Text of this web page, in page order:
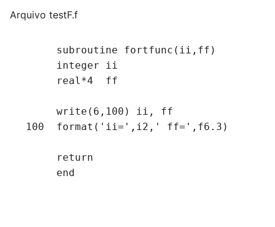
Arquivo testF.f
      subroutine fortfunc(ii,ff)
      integer ii
      real*4  ff
      write(6,100) ii, ff
100  format('ii=',i2,' ff=',f6.3)
      return
      end